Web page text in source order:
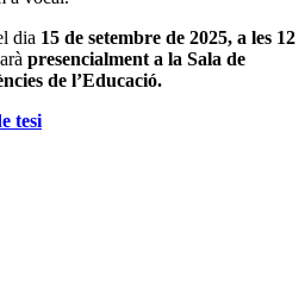
dia 15 de setembre de 2025, a les 12
presencialment a la Sala de
de l’Educació.
tesi